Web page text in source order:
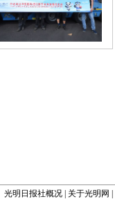
光明日报社概况 关于光明网